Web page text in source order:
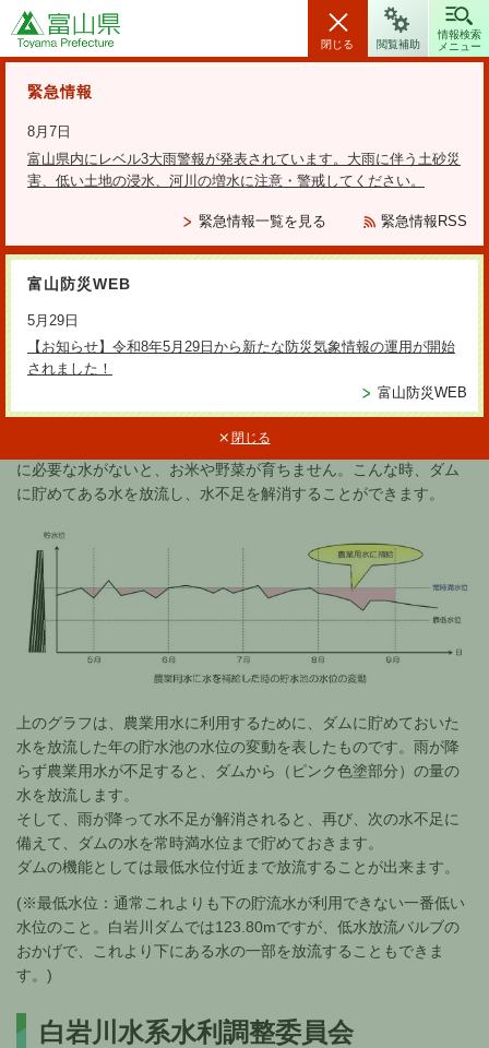
富山県
閉じる 閲覧補助
情報検索
メニュー
緊急情報
8月7日
富山県内にレベル3大雨警報が発表されています。大雨に伴う土砂災
害、低い土地の浸水、河川の増水に注意・警戒してください。
緊急情報一覧を見る 緊急情報RSS
富山防災WEB
5月29日
【お知らせ】令和8年5月29日から新たな防災気象情報の運用が開始
されました！
富山防災WEB
閉じる
テーマから探す
白岩川ダムの役割（利水）
雨が全く降らないと洪水の心配はなくなります。しかし、反対に
困ることがあります。それは、田んぼや畑などで水を使いたい時
に必要な水がないと、お米や野菜が育ちません。こんな時、ダム
に貯めてある水を放流し、水不足を解消することができます。
上のグラフは、農業用水に利用するために、ダムに貯めておいた
水を放流した年の貯水池の水位の変動を表したものです。雨が降
らず農業用水が不足すると、ダムから（ピンク色塗部分）の量の
水を放流します。
そして、雨が降って水不足が解消されると、再び、次の水不足に
備えて、ダムの水を常時満水位まで貯めておきます。
ダムの機能としては最低水位付近まで放流することが出来ます。
(※最低水位：通常これよりも下の貯流水が利用できない一番低い
水位のこと。白岩川ダムでは123.80mですが、低水放流バルブの
おかげで、これより下にある水の一部を放流することもできま
す。)
白岩川水系水利調整委員会